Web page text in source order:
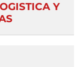
Y